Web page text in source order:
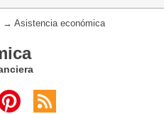
→ Asistencia económica